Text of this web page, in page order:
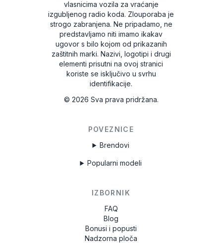
vlasnicima vozila za vraćanje
izgubljenog radio koda. Zlouporaba je
strogo zabranjena. Ne pripadamo, ne
predstavljamo niti imamo ikakav
ugovor s bilo kojom od prikazanih
zaštitnih marki. Nazivi, logotipi i drugi
elementi prisutni na ovoj stranici
koriste se isključivo u svrhu
identifikacije.
© 2026 Sva prava pridržana.
POVEZNICE
Brendovi
Popularni modeli
IZBORNIK
FAQ
Blog
Bonusi i popusti
Nadzorna ploča